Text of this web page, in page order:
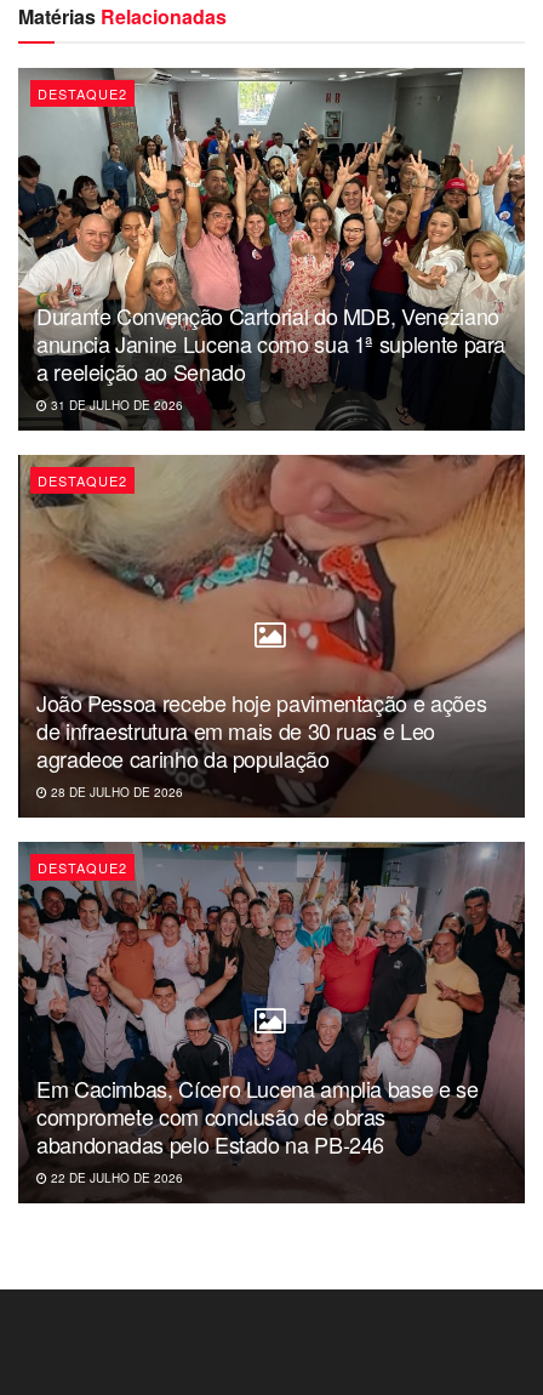
Matérias Relacionadas
DESTAQUE2
Durante Convenção Cartorial do MDB, Veneziano
anuncia Janine Lucena como sua 1ª suplente para
a reeleição ao Senado
31 DE JULHO DE 2026
DESTAQUE2
João Pessoa recebe hoje pavimentação e ações
de infraestrutura em mais de 30 ruas e Leo
agradece carinho da população
28 DE JULHO DE 2026
DESTAQUE2
Em Cacimbas, Cícero Lucena amplia base e se
compromete com conclusão de obras
abandonadas pelo Estado na PB-246
22 DE JULHO DE 2026